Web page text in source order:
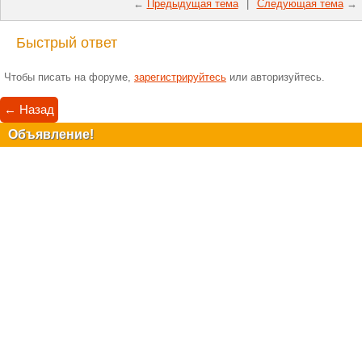
← Предыдущая тема Следующая тема→
Быстрый ответ
Чтобы писать на форуме, зарегистрируйтесь или авторизуйтесь.
← Назад
Объявление!